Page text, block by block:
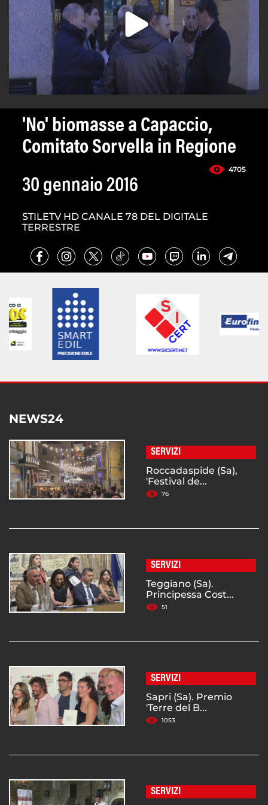
'No' biomasse a Capaccio,
Comitato Sorvella in Regione
4705
30 gennaio 2016
STILETV HD CANALE 78 DEL DIGITALE
TERRESTRE
NEWS24
SERVIZI
Roccadaspide (Sa),
'Festival de...
76
SERVIZI
Teggiano (Sa).
Principessa Cost...
51
SERVIZI
Sapri (Sa). Premio
'Terre del B...
1053
SERVIZI